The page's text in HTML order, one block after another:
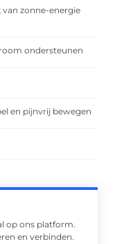
zonne-energie
ondersteunen
en pijnvrij bewegen
op ons platform.
en verbinden.